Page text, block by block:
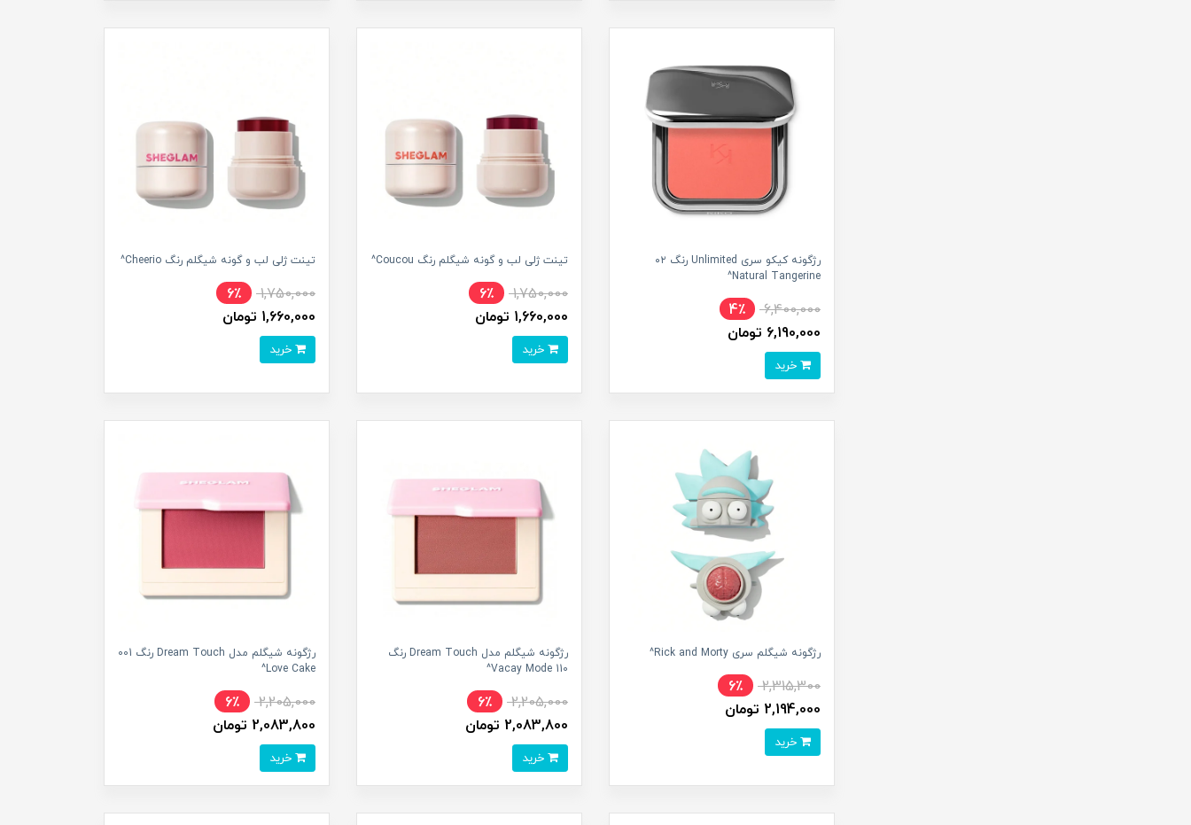
رژگونه کیکو سری Unlimited رنگ ۰۲
Natural Tangerine^
6,400,000
4٪
6,190,000 تومان
تینت ژلی لب و گونه شیگلم رنگ Coucou^
1,750,000
6٪
1,660,000 تومان
خرید
تینت ژلی لب و گونه شیگلم رنگ Cheerio^
1,750,000
6٪
1,660,000 تومان
خرید
رژگونه شیگلم سری Rick and Morty^
2,315,300
6٪
2,194,000 تومان
رژگونه شیگلم مدل Dream Touch رنگ
Vacay Mode 110^
2,205,000
6٪
2,083,800 تومان
خرید
رژگونه شیگلم مدل Dream Touch رنگ 001
Love Cake^
2,205,000
6٪
2,083,800 تومان
خرید